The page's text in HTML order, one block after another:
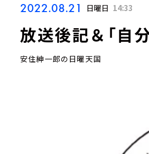
2022.08.21 日曜日 14:33
放送後記＆「自
安住紳一郎の日曜天国